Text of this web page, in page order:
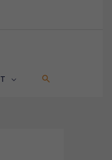
SZUKAJ